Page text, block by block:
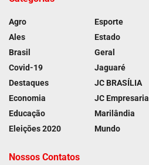
Agro
Ales
Brasil
Covid-19
Destaques
Economia
Educação
Eleições 2020
Esporte
Estado
Geral
Jaguaré
JC BRASÍLIA
JC Empresarial
Marilândia
Mundo
Nossos Contatos